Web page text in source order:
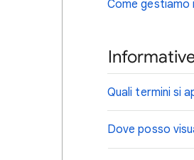
Come gestiamo
Quali termini si
Dove posso